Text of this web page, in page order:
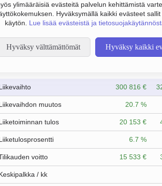
ylimääräisiä evästeitä palvelun kehittämistä
Hyväksymällä kaikki evästeet
käytön. Lue lisää evästeistä ja
Hyväksy välttämättömät Hyväksy kaikki
Taloustiedot
300 816 €
muutos 20.7 %
tulos 20 153 €
6.7 %
voitto 15 533 €
/ kk